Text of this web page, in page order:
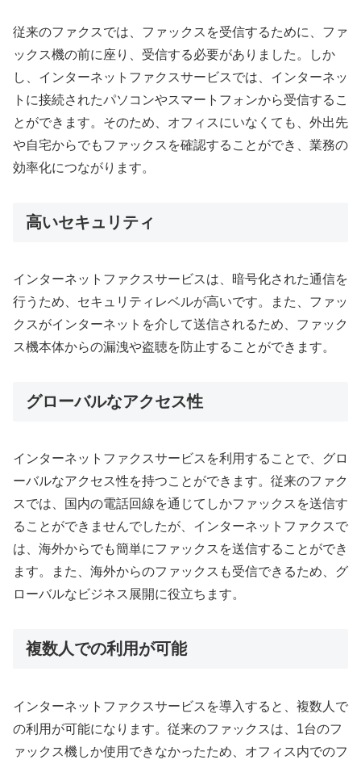
従来のファクスでは、ファックスを受信するために、ファ
ックス機の前に座り、受信する必要がありました。しか
し、インターネットファクスサービスでは、インターネッ
トに接続されたパソコンやスマートフォンから受信するこ
とができます。そのため、オフィスにいなくても、外出先
や自宅からでもファックスを確認することができ、業務の
効率化につながります。
高いセキュリティ
インターネットファクスサービスは、暗号化された通信を
行うため、セキュリティレベルが高いです。また、ファッ
クスがインターネットを介して送信されるため、ファック
ス機本体からの漏洩や盗聴を防止することができます。
グローバルなアクセス性
インターネットファクスサービスを利用することで、グロ
ーバルなアクセス性を持つことができます。従来のファク
スでは、国内の電話回線を通じてしかファックスを送信す
ることができませんでしたが、インターネットファクスで
は、海外からでも簡単にファックスを送信することができ
ます。また、海外からのファックスも受信できるため、グ
ローバルなビジネス展開に役立ちます。
複数人での利用が可能
インターネットファクスサービスを導入すると、複数人で
の利用が可能になります。従来のファックスは、1台のフ
ァックス機しか使用できなかったため、オフィス内でのフ